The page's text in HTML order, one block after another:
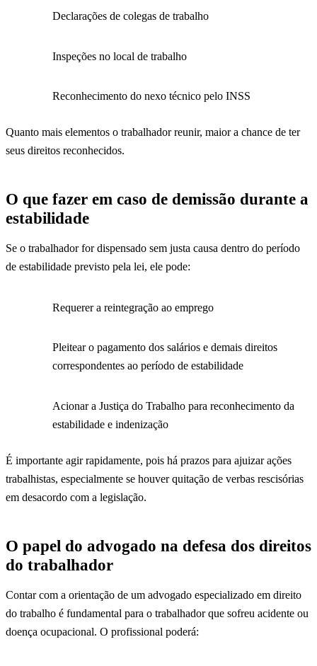
Declarações de colegas de trabalho
Inspeções no local de trabalho
Reconhecimento do nexo técnico pelo INSS
Quanto mais elementos o trabalhador reunir, maior a chance de ter
seus direitos reconhecidos.
O que fazer em caso de demissão durante a
estabilidade
Se o trabalhador for dispensado sem justa causa dentro do período
de estabilidade previsto pela lei, ele pode:
Requerer a reintegração ao emprego
Pleitear o pagamento dos salários e demais direitos
correspondentes ao período de estabilidade
Acionar a Justiça do Trabalho para reconhecimento da
estabilidade e indenização
É importante agir rapidamente, pois há prazos para ajuizar ações
trabalhistas, especialmente se houver quitação de verbas rescisórias
em desacordo com a legislação.
O papel do advogado na defesa dos direitos
do trabalhador
Contar com a orientação de um advogado especializado em direito
do trabalho é fundamental para o trabalhador que sofreu acidente ou
doença ocupacional. O profissional poderá: